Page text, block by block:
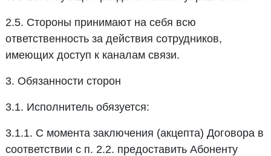
2.5. Стороны принимают на себя всю
ответственность за действия сотрудников,
имеющих доступ к каналам связи.
3. Обязанности сторон
3.1. Исполнитель обязуется:
3.1.1. С момента заключения (акцепта) Договора в
соответствии с п. 2.2. предоставить Абоненту